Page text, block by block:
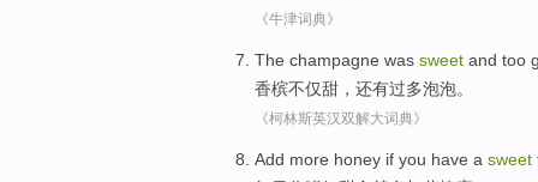
《牛津词典》
The champagne was sweet and too
香槟不仅甜 ，还有过多泡泡。
《柯林斯英汉双解大词典》
Add more honey if you have a sweet